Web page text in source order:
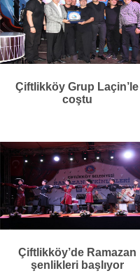
Çiftlikköy Grup Laçin’le
coştu
Çiftlikköy’de Ramazan
şenlikleri başlıyor